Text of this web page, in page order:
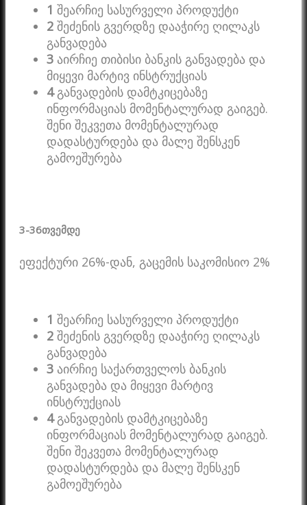
1 შეარჩიე სასურველი პროდუქტი
2 შეძენის გვერდზე დააჭირე ღილაკს
განვადება
3 აირჩიე თიბისი ბანკის განვადება და
მიყევი მარტივ ინსტრუქციას
4განვადების დამტკიცებაზე
ინფორმაციას მომენტალურად გაიგებ.
შენი შეკვეთა მომენტალურად
დადასტურდება და მალე შენსკენ
გამოეშურება
3-36თვემდე
ეფექტური 26%-დან, გაცემის საკომისიო 2%
1 შეარჩიე სასურველი პროდუქტი
2 შეძენის გვერდზე დააჭირე ღილაკს
განვადება
3 აირჩიე საქართველოს ბანკის
განვადება და მიყევი მარტივ
ინსტრუქციას
4განვადების დამტკიცებაზე
ინფორმაციას მომენტალურად გაიგებ.
შენი შეკვეთა მომენტალურად
დადასტურდება და მალე შენსკენ
გამოეშურება